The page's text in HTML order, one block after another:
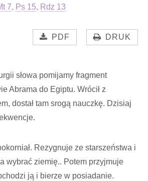
7, Ps 15, Rdz 13
PDF DRUK
słowa pomijamy fragment
Abrama do Egiptu. Wrócił z
dostał tam srogą nauczkę. Dzisiaj
Rezygnuje ze starszeństwa i
wybrać ziemię.. Potem przyjmuje
ją i bierze w posiadanie.